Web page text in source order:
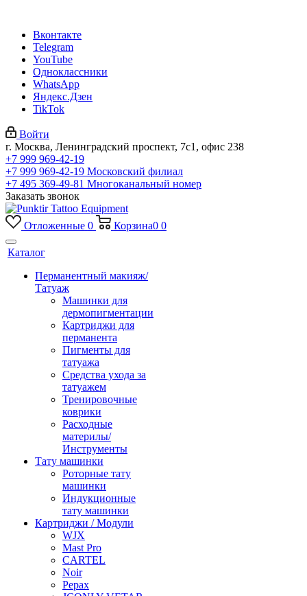
Вконтакте
Telegram
YouTube
Одноклассники
WhatsApp
Яндекс.Дзен
TikTok
Войти
г. Москва, Ленинградский проспект, 7с1, офис 238
+7 999 969-42-19
+7 999 969-42-19 Московский филиал
+7 495 369-49-81 Многоканальный номер
Заказать звонок
Отложенные 0 Корзина0 0
Каталог
Перманентный макияж/
Татуаж
Машинки для
дермопигментации
Картриджи для
перманента
Пигменты для
татуажа
Средства ухода за
татуажем
Тренировочные
коврики
Расходные
материлы/
Инструменты
Тату машинки
Роторные тату
машинки
Индукционные
тату машинки
Картриджи / Модули
WJX
Mast Pro
CARTEL
Noir
Pepax